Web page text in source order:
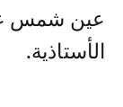
الأستاذية.